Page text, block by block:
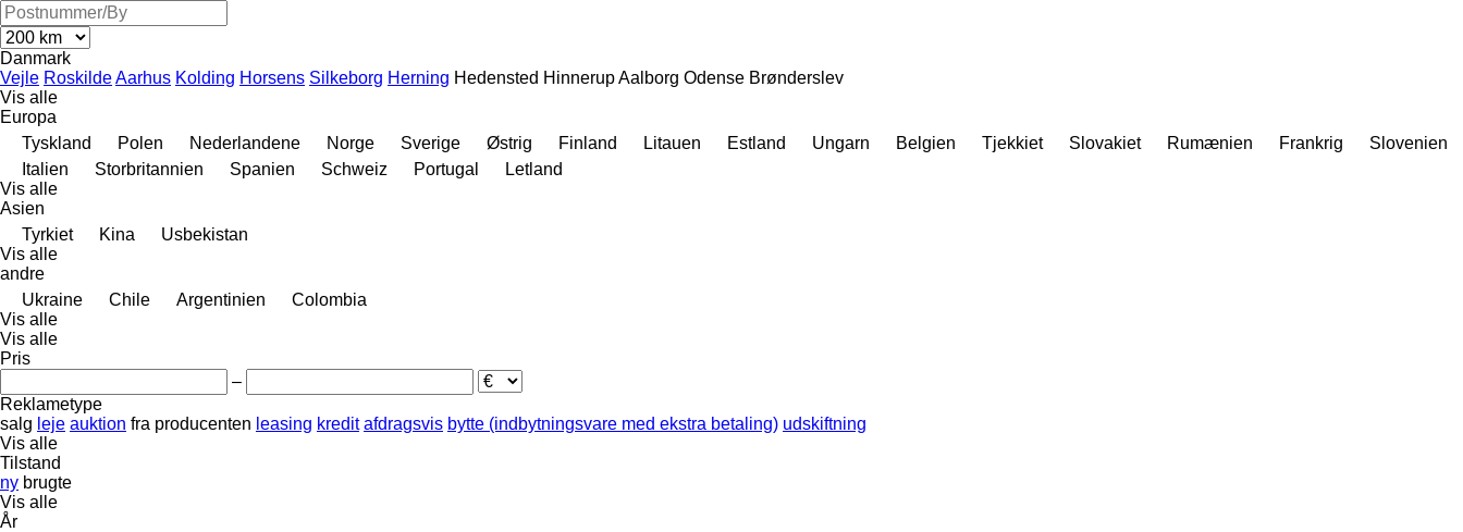
Danmark
Vejle RoskildeAarhus Kolding Horsens Silkeborg Herning Hedensted HinnerupAalborg Odense Brønderslev
Vis alle
Europa
Tyskland
Polen Nederlandene Norge Sverige Østrig Finland Litauen Estland Ungarn Belgien Tjekkiet Slovakiet Rumænien Frankrig
Slovenien
Italien
Storbritannien Spanien Schweiz Portugal
Letland
Vis alle
Asien
Tyrkiet
Kina
Usbekistan
Vis alle
andre
Ukraine
Chile Argentinien
Colombia
Vis alle
Vis alle
Pris
–
Reklametype
salg leje auktion fra producenten leasing kredit afdragsvis bytte (indbytningsvare med ekstra betaling) udskiftning
Vis alle
Tilstand
ny brugte
Vis alle
År